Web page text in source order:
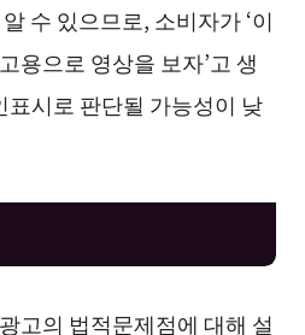
수 있으므로, 소비자가 ‘이
용으로 영상을 보자’고 생
표시로 판단될 가능성이 낮
고의 법적문제점에 대해 설